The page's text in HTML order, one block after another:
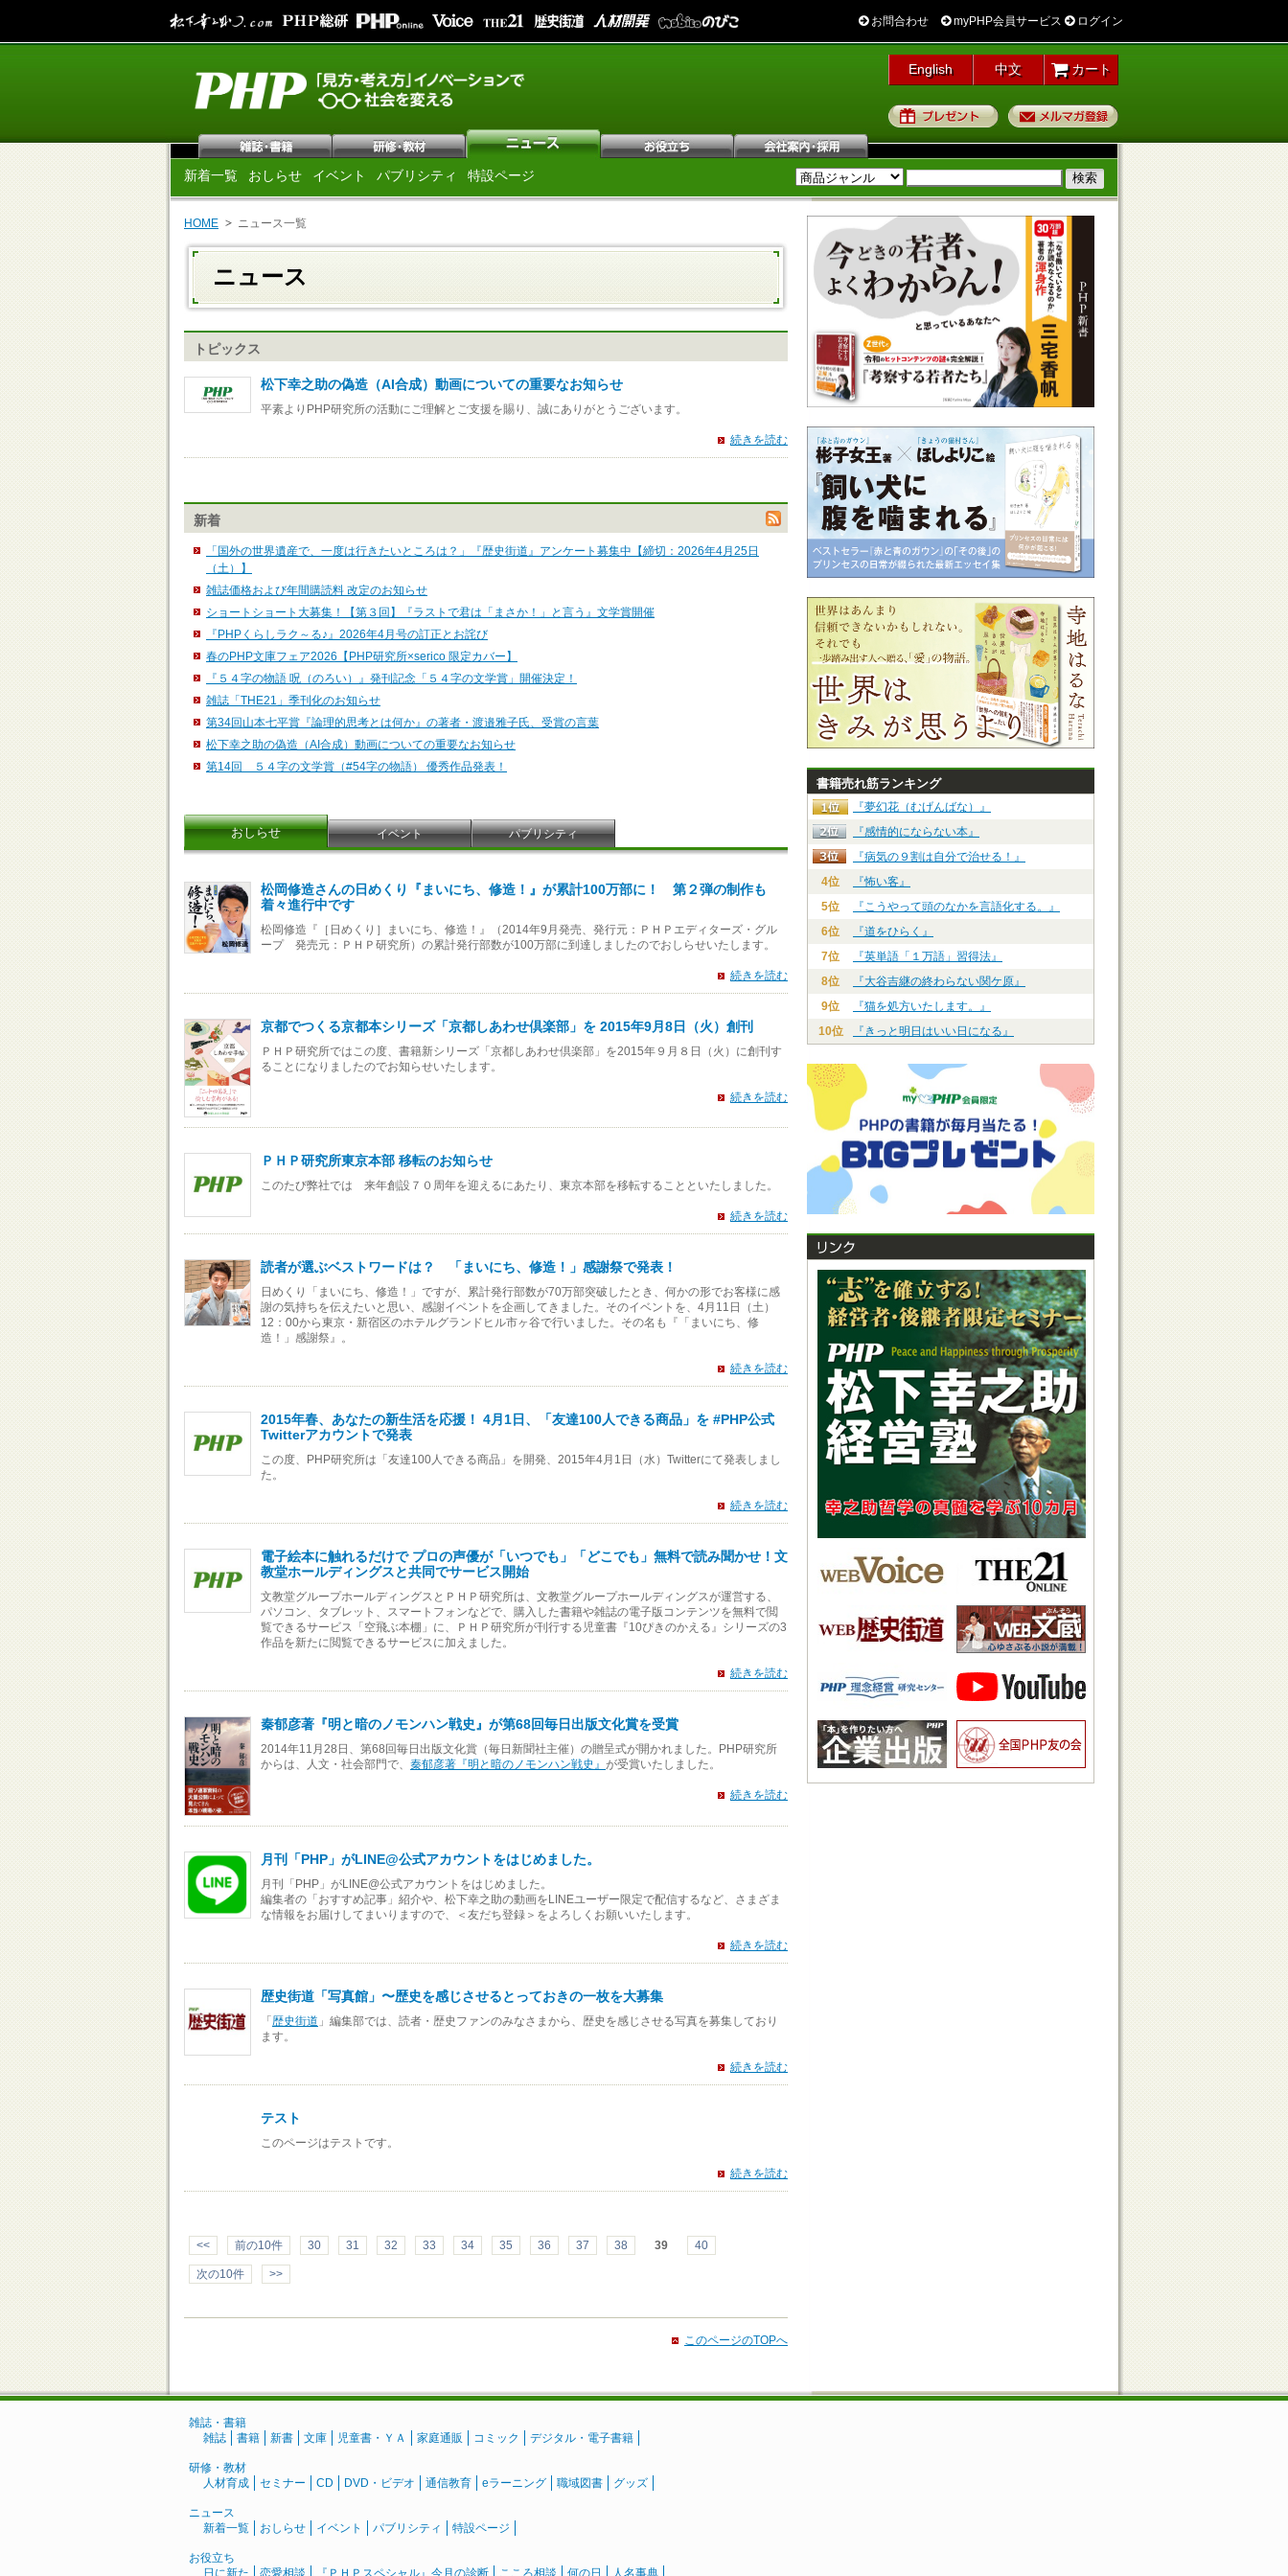
お問合わせ myPHP会員サービス ログイン
English 中文 カート
プレゼント
新着一覧 おしらせ イベント パブリシティ 特設ページ
HOME ニュース一覧
ニュース
トピックス
松下幸之助の偽造（AI合成）動画についての重要なお知らせ
平素よりPHP研究所の活動にご理解とご支援を賜り、誠にありがとうございます。
続きを読む
新着
「国外の世界遺産で、一度は行きたいところは？」『歴史街道』アンケート募集中【締切：2026年4月25日
（土）】
雑誌価格および年間購読料 改定のお知らせ
ショートショート大募集！【第３回】『ラストで君は「まさか！」と言う』文学賞開催
『PHPくらしラク～る♪』2026年4月号の訂正とお詫び
春のPHP文庫フェア2026【PHP研究所×serico 限定カバー】
『５４字の物語 呪（のろい）』発刊記念「５４字の文学賞」開催決定！
雑誌「THE21」季刊化のお知らせ
第34回山本七平賞『論理的思考とは何か』の著者・渡邉雅子氏、受賞の言葉
松下幸之助の偽造（AI合成）動画についての重要なお知らせ
第14回 ５４字の文学賞（#54字の物語） 優秀作品発表！
おしらせ イベント パブリシティ
松岡修造さんの日めくり『まいにち、修造！』が累計100万部に！ 第２弾の制作も
着々進行中です
松岡修造『［日めくり］まいにち、修造！』（2014年9月発売、発行元：ＰＨＰエディターズ・グル
ープ 発売元：ＰＨＰ研究所）の累計発行部数が100万部に到達しましたのでおしらせいたします。
続きを読む
京都でつくる京都本シリーズ「京都しあわせ倶楽部」を 2015年9月8日（火）創刊
ＰＨＰ研究所ではこの度、書籍新シリーズ「京都しあわせ倶楽部」を2015年９月８日（火）に創刊す
ることになりましたのでお知らせいたします。
続きを読む
ＰＨＰ研究所東京本部 移転のお知らせ
このたび弊社では 来年創設７０周年を迎えるにあたり、東京本部を移転することといたしました。
続きを読む
読者が選ぶベストワードは？ 「まいにち、修造！」感謝祭で発表！
日めくり「まいにち、修造！」ですが、累計発行部数が70万部突破したとき、何かの形でお客様に感
謝の気持ちを伝えたいと思い、感謝イベントを企画してきました。そのイベントを、4月11日（土）
12：00から東京・新宿区のホテルグランドヒル市ヶ谷で行いました。その名も『「まいにち、修
造！」感謝祭』。
続きを読む
2015年春、あなたの新生活を応援！ 4月1日、「友達100人できる商品」を #PHP公式
Twitterアカウントで発表
この度、PHP研究所は「友達100人できる商品」を開発、2015年4月1日（水）Twitterにて発表しまし
た。
続きを読む
電子絵本に触れるだけで プロの声優が「いつでも」「どこでも」無料で読み聞かせ！文
教堂ホールディングスと共同でサービス開始
文教堂グループホールディングスとＰＨＰ研究所は、文教堂グループホールディングスが運営する、
パソコン、タブレット、スマートフォンなどで、購入した書籍や雑誌の電子版コンテンツを無料で閲
覧できるサービス「空飛ぶ本棚」に、ＰＨＰ研究所が刊行する児童書『10ぴきのかえる』シリーズの3
作品を新たに閲覧できるサービスに加えました。
続きを読む
秦郁彦著『明と暗のノモンハン戦史』が第68回毎日出版文化賞を受賞
2014年11月28日、第68回毎日出版文化賞（毎日新聞社主催）の贈呈式が開かれました。PHP研究所
からは、人文・社会部門で、 秦郁彦著『明と暗のノモンハン戦史』 が受賞いたしました。
続きを読む
月刊「PHP」がLINE@公式アカウントをはじめました。
月刊「PHP」がLINE@公式アカウントをはじめました。
編集者の「おすすめ記事」紹介や、松下幸之助の動画をLINEユーザー限定で配信するなど、さまざま
な情報をお届けしてまいりますので、＜友だち登録＞をよろしくお願いいたします。
続きを読む
歴史街道「写真館」〜歴史を感じさせるとっておきの一枚を大募集
「歴史街道 」編集部では、読者・歴史ファンのみなさまから、歴史を感じさせる写真を募集しており
ます。
続きを読む
テスト
このページはテストです。
続きを読む
<< 前の10件 30 31 32 33 34 35 36 37 38 39 40
次の10件 >>
このページのTOPへ
書籍売れ筋ランキング
『夢幻花（むげんばな）』
『感情的にならない本』
『病気の９割は自分で治せる！』
4位
『怖い客』
5位
『こうやって頭のなかを言語化する。』
6位
『道をひらく』
7位
『英単語「１万語」習得法』
8位
『大谷吉継の終わらない関ケ原』
9位
『猫を処方いたします。』
10位
『きっと明日はいい日になる』
雑誌・書籍
雑誌
書籍 新書 文庫 児童書・ＹＡ 家庭通販 コミック デジタル・電子書籍
研修・教材
人材育成
セミナー CD DVD・ビデオ 通信教育 eラーニング 職域図書 グッズ
ニュース
新着一覧
おしらせ イベント パブリシティ 特設ページ
お役立ち
日に新た
恋愛相談 『ＰＨＰスペシャル』今月の診断 こころ相談 何の日 人名事典